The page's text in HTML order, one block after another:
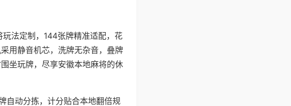
玩法定制，144张牌精准适配，花
用静音机芯，洗牌无杂音，叠牌
坐玩牌，尽享安徽本地麻将的休
自动分拣，计分贴合本地翻倍规